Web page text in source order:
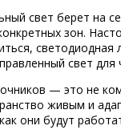
свет берет на
зон.
светодиодная
свет для
— это не
живым и
они будут